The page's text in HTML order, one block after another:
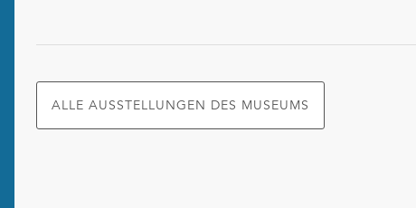
ALLE AUSSTELLUNGEN DES MUSEUMS